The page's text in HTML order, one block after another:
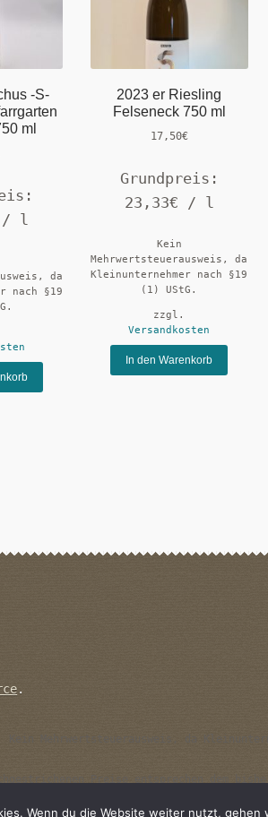
-S-
ml
/ l
da
nach §19
2023 er Riesling
Felseneck 750 ml
17,50€
Grundpreis:
23,33€ / l
Kein
Mehrwertsteuerausweis, da
Kleinunternehmer nach §19
(1) UStG.
zzgl.
Versandkosten
In den Warenkorb
.
Wenn du die Website weiter nutzt, gehen